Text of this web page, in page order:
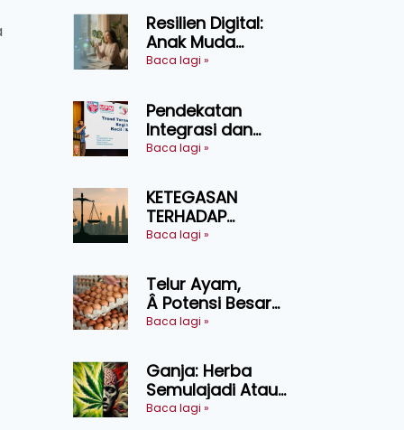
selamat
menikmati
Resilien Digital:
Anak Muda
Belajar Bertahan
Menekan Diri
Baca lagi »
Pendekatan
Integrasi dan
Teknologi Baharu
Ternakan
Ruminan
Baca lagi »
KETEGASAN
TERHADAP
KEDAULATAN
ASAS KEPADA
KEADILAN DAN
KEHARMONIAN
Baca lagi »
Telur Ayam,
Â Potensi Besar
Dalam Industri
Kosmetik dan
Penyelidikan
Baca lagi »
Ganja: Herba
Semulajadi Atau
Ancaman
Baca lagi »